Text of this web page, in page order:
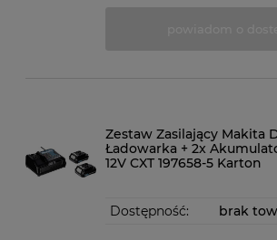
Zestaw Zasilający Makita
Ładowarka + 2x
12V CXT 197658-5 Karton
Dostępność: brak